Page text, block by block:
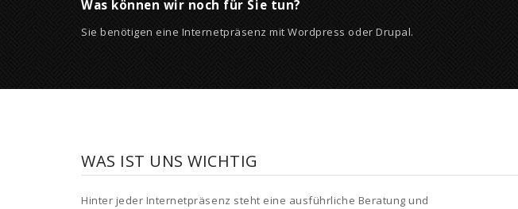
Was können wir noch für Sie tun?
Sie benötigen eine Internetpräsenz mit Wordpress oder Drupal.
WAS IST UNS WICHTIG
Hinter jeder Internetpräsenz steht eine ausführliche Beratung und